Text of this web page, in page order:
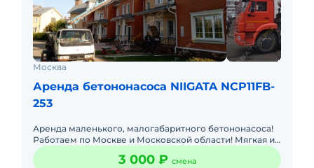
Москва
Аренда бетононасоса NIIGATA NCP11FB-
253
Аренда маленького, малогабаритного бетононасоса!
Работаем по Москве и Московской области! Мягкая и
аккуратная укладка бетона роторными
бетононасосами. Мы залива
3 000 ₽ смена